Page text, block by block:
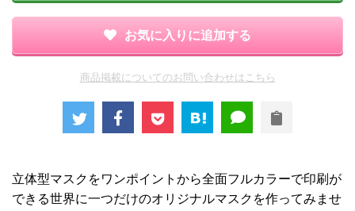
お気に入りに追加する
商品掲載についてのお問い合わせはこちら
立体型マスクをワンポイントから全面フルカラーで印刷が
できる世界に一つだけのオリジナルマスクを作ってみませ